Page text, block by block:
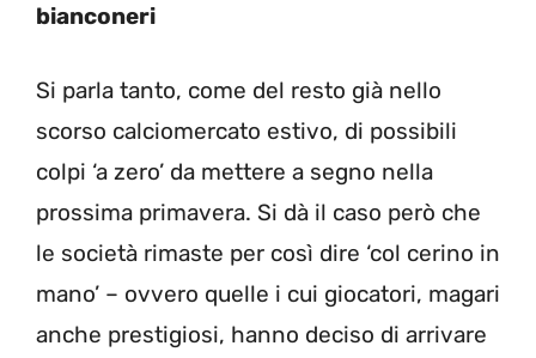
bianconeri
Si parla tanto, come del resto già nello
scorso calciomercato estivo, di possibili
colpi ‘a zero’ da mettere a segno nella
prossima primavera. Si dà il caso però che
le società rimaste per così dire ‘col cerino in
mano’ – ovvero quelle i cui giocatori, magari
anche prestigiosi, hanno deciso di arrivare